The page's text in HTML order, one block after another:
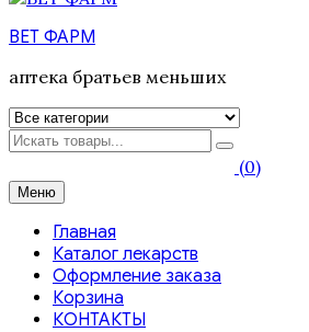
ВЕТ ФАРМ
аптека братьев меньших
Искать
(0)
Меню
Главная
Каталог лекарств
Оформление заказа
Корзина
КОНТАКТЫ